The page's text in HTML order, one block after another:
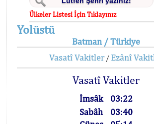
Ülkeler Listesi İçin Tıklayınız
Yolüstü
Batman / Türkiye
Vasatî Vakitler/ Ezânî
Vasatî Vakitler
İmsâk
03:22
Sabâh
03:40